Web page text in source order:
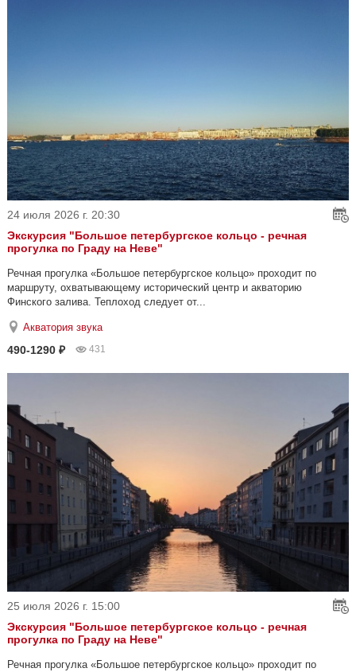
24 июля 2026 г. 20:30
Экскурсия "Большое петербургское кольцо - речная
прогулка пo Граду на Неве"
Речная прогулка «Большое петербургское кольцо» проходит по
маршруту, охватывающему исторический центр и акваторию
Финского залива. Теплоход следует от...
Акватория звука
490-1290 ₽ 431
25 июля 2026 г. 15:00
Экскурсия "Большое петербургское кольцо - речная
прогулка пo Граду на Неве"
Речная прогулка «Большое петербургское кольцо» проходит по